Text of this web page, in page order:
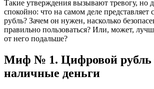
Такие утверждения вызывают тревогу, но
спокойно: что на самом деле представляет
рубль? Зачем он нужен, насколько
правильно пользоваться? Или, может,
от него подальше?
Миф № 1. Цифровой рубль
наличные деньги